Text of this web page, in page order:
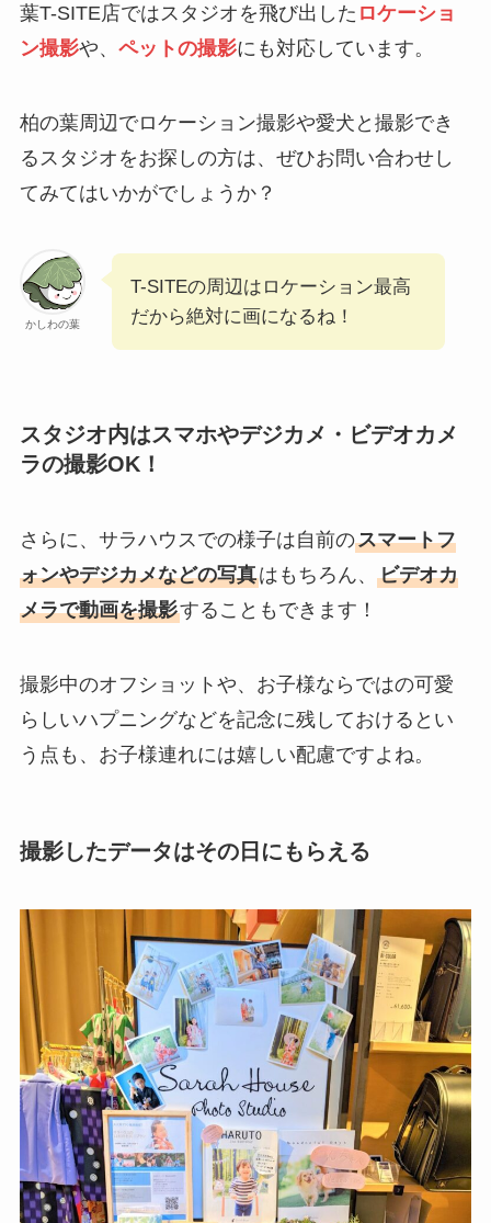
葉T-SITE店ではスタジオを飛び出した ロケーショ
ン撮影や、 ペットの撮影にも対応しています。
柏の葉周辺でロケーション撮影や愛犬と撮影でき
るスタジオをお探しの方は、ぜひお問い合わせし
てみてはいかがでしょうか？
かしわの葉
T-SITEの周辺はロケーション最高
だから絶対に画になるね！
スタジオ内はスマホやデジカメ・ビデオカメ
ラの撮影OK！
さらに、サラハウスでの様子は自前のスマートフ
ォンやデジカメなどの写真はもちろん、 ビデオカ
メラで動画を撮影することもできます！
撮影中のオフショットや、お子様ならではの可愛
らしいハプニングなどを記念に残しておけるとい
う点も、お子様連れには嬉しい配慮ですよね。
撮影したデータはその日にもらえる